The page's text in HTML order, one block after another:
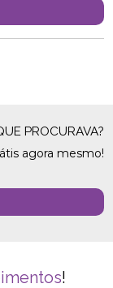
PROCURAVA?
agora mesmo!
!